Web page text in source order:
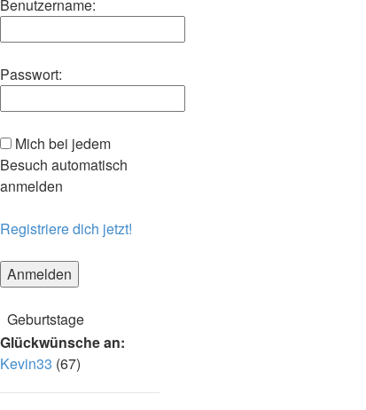
Benutzername:
Passwort:
Mich bei jedem
Besuch automatisch
anmelden
Registriere dich jetzt!
Geburtstage
Glückwünsche an:
Kevin33 (67)